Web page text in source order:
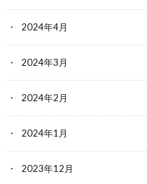
2024年4月
2024年3月
2024年2月
2024年1月
2023年12月